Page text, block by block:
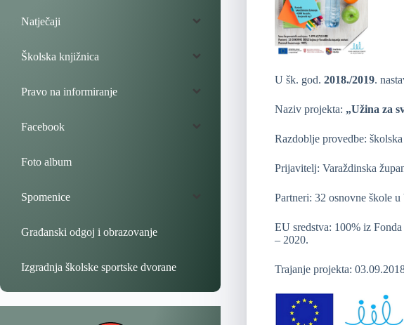
U šk. god. 2018./2019.
Naziv projekta: „Užina za
Razdoblje provedbe:
Prijavitelj: Varaždinska
Partneri: 32 osnovne škole
EU sredstva: 100% iz
– 2020.
Trajanje projekta:
Natječaji
Školska knjižnica
Pravo na informiranje
Facebook
Foto album
Spomenice
Građanski odgoj i obrazovanje
Izgradnja školske sportske dvorane